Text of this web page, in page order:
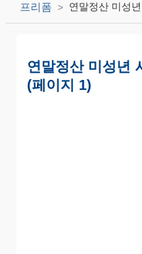
프리폼 연말정산 미성년
연말정산 미성년
(페이지 1)